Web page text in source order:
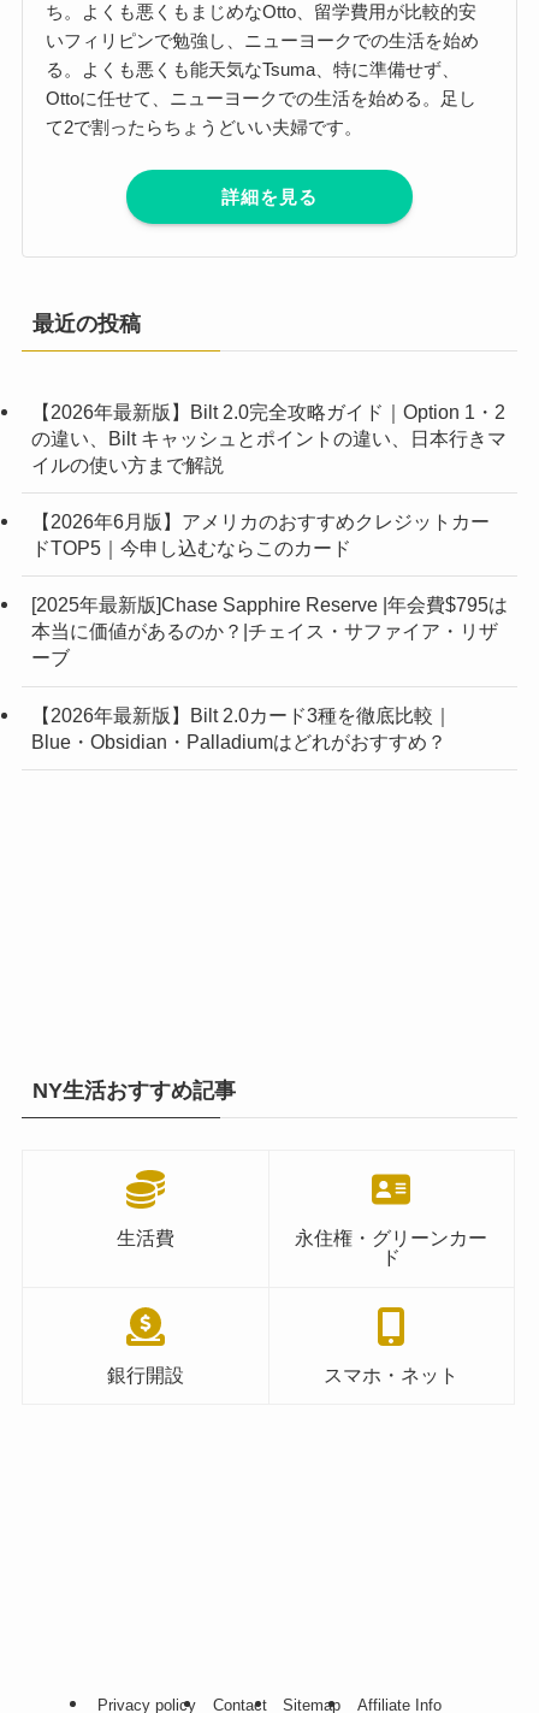
ち。よくも悪くもまじめなOtto、留学費用が比較的安
いフィリピンで勉強し、ニューヨークでの生活を始め
る。よくも悪くも能天気なTsuma、特に準備せず、
Ottoに任せて、ニューヨークでの生活を始める。足し
て2で割ったらちょうどいい夫婦です。
詳細を見る
最近の投稿
【2026年最新版】Bilt 2.0完全攻略ガイド｜Option 1・2
の違い、Bilt キャッシュとポイントの違い、日本行きマ
イルの使い方まで解説
【2026年6月版】アメリカのおすすめクレジットカー
ドTOP5｜今申し込むならこのカード
[2025年最新版]Chase Sapphire Reserve |年会費$795は
本当に価値があるのか？|チェイス・サファイア・リザ
ーブ
【2026年最新版】Bilt 2.0カード3種を徹底比較｜
Blue・Obsidian・Palladiumはどれがおすすめ？
NY生活おすすめ記事
生活費
永住権・グリーンカー
ド
銀行開設 スマホ・ネット
Privacy policy Contact Sitemap Affiliate Info